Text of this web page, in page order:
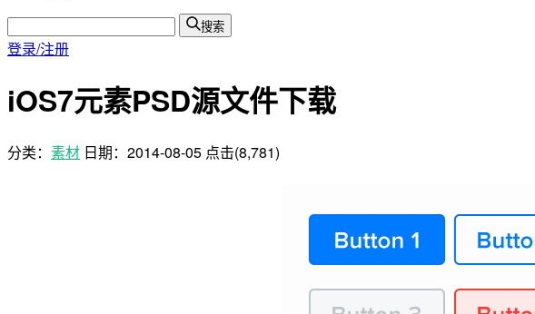
搜索
登录/注册
iOS7元素PSD源文件下载
分类： 素材 日期： 2014-08-05 点击(8,781)